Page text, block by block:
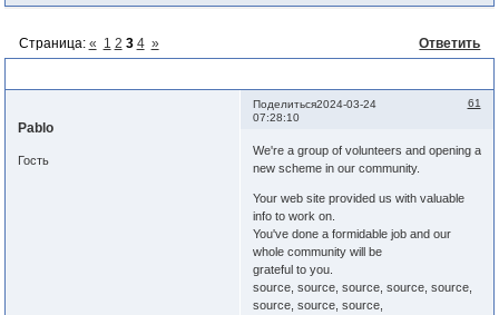
Страница: « 1 2 3 4 » Ответить
Поделиться 61
2024-03-24
07:28:10
Pablo
Гость
We're a group of volunteers and opening a
new scheme in our community.
Your web site provided us with valuable
info to work on.
You've done a formidable job and our
whole community will be
grateful to you.
source, source, source, source, source,
source, source, source,